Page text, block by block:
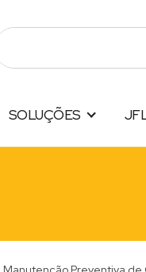
SOLUÇÕES